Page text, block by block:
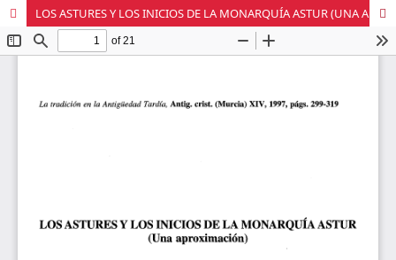
LOS ASTURES Y LOS INICIOS DE LA MONARQUÍA ASTUR (UNA APROXIMACIÓN)